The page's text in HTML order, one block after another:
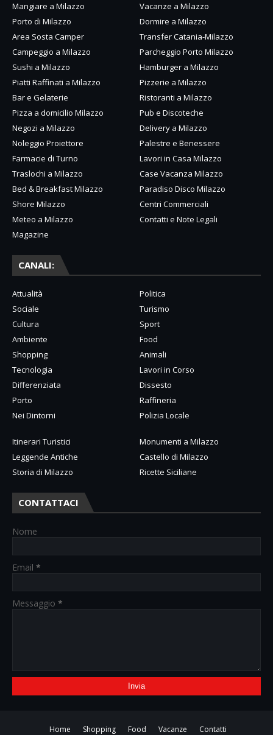
Mangiare a Milazzo
Vacanze a Milazzo
Porto di Milazzo
Dormire a Milazzo
Area Sosta Camper
Transfer Catania-Milazzo
Campeggio a Milazzo
Parcheggio Porto Milazzo
Sushi a Milazzo
Hamburger a Milazzo
Piatti Raffinati a Milazzo
Pizzerie a Milazzo
Bar e Gelaterie
Ristoranti a Milazzo
Pizza a domicilio Milazzo
Pub e Discoteche
Negozi a Milazzo
Delivery a Milazzo
Noleggio Proiettore
Palestre e Benessere
Farmacie di Turno
Lavori in Casa Milazzo
Traslochi a Milazzo
Case Vacanza Milazzo
Bed & Breakfast Milazzo
Paradiso Disco Milazzo
Shore Milazzo
Centri Commerciali
Meteo a Milazzo
Contatti e Note Legali
Magazine
CANALI:
Attualità
Politica
Sociale
Turismo
Cultura
Sport
Ambiente
Food
Shopping
Animali
Tecnologia
Lavori in Corso
Differenziata
Dissesto
Porto
Raffineria
Nei Dintorni
Polizia Locale
Itinerari Turistici
Monumenti a Milazzo
Leggende Antiche
Castello di Milazzo
Storia di Milazzo
Ricette Siciliane
CONTATTACI
Nome
Email *
Messaggio *
Home Shopping Food Vacanze Contatti